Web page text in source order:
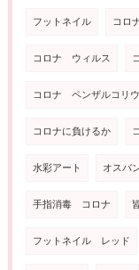
フットネイル コロ
コロナ ウィルス
コロナ ペンザルコリ
コロナに負けるか
水彩アート オスバ
手指消毒 コロナ
フットネイル レッド